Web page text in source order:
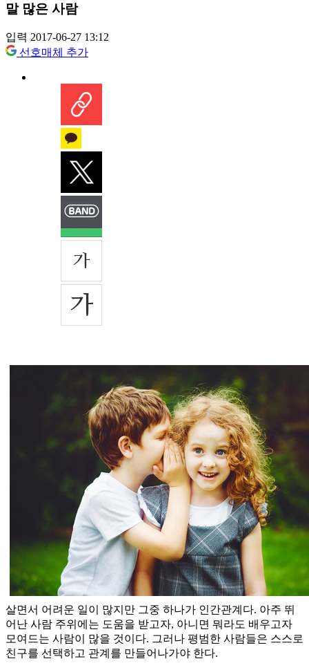
말 많은 사람
입력 2017-06-27 13:12
선호매체 추가
살면서 어려운 일이 많지만 그중 하나가 인간관계다. 아주 뛰
어난 사람 주위에는 도움을 받고자, 아니면 뭐라도 배우고자
모여드는 사람이 많을 것이다. 그러나 평범한 사람들은 스스로
친구를 선택하고 관계를 만들어나가야 한다.